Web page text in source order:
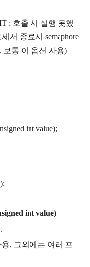
: 호출 시 실행 못했
서 종료시 semaphore
보통 이 옵션 사용)
int value);
int value)
용, 그외에는 여러 프